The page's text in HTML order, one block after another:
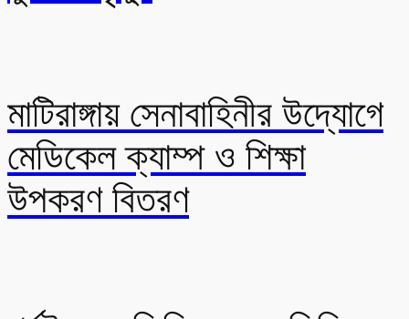
মাটিরাঙ্গায় সেনাবাহিনীর উদ্যোগে
মেডিকেল ক্যাম্প ও শিক্ষা
উপকরণ বিতরণ